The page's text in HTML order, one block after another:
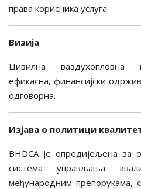
права корисника услуга.
Визија
Цивилна ваздухопловна
ефикасна, финансијски
одговорна.
Изјава о политици
BHDCA је опредијељена
система управљања
међународним препорукама,